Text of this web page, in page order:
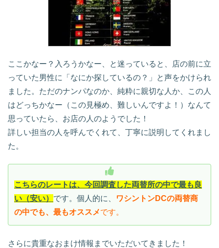
ここかなー？入ろうかなー、と迷っていると、店の前に立
っていた男性に「なにか探しているの？」と声をかけられ
ました。ただのナンパなのか、純粋に親切な人か、この人
はどっちかなー（この見極め、難しいんですよ！）なんて
思っていたら、お店の人のようでした！
詳しい担当の人を呼んでくれて、丁寧に説明してくれまし
た。
こちらのレートは、今回調査した両替所の中で最も良
い（安い） です。個人的に、
ワシントンDCの両替商
の中でも、最もオススメです。
さらに貴重なおまけ情報までいただいてきました！